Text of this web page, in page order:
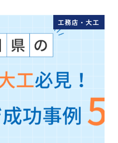
工務店・大工